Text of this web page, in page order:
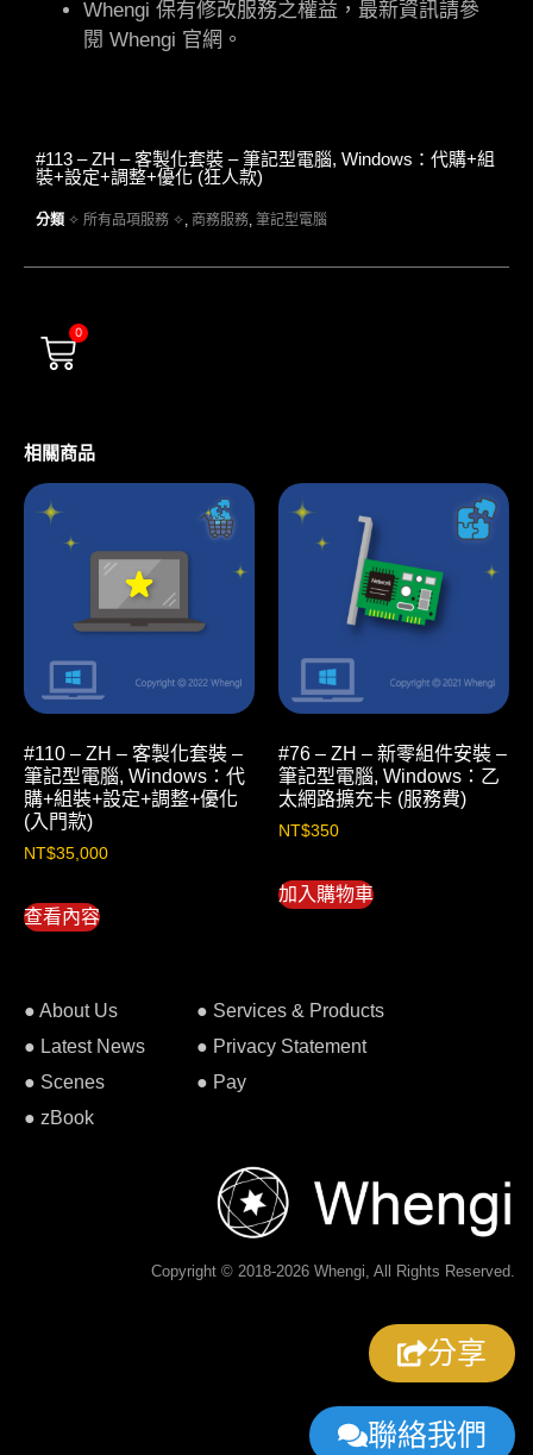
Whengi 保有修改服務之權益，最新資訊請參
閱 Whengi 官網。
#113 – ZH – 客製化套裝 – 筆記型電腦, Windows：代購+組
裝+設定+調整+優化 (狂人款)
分類 ✧ 所有品項服務 ✧ 商務服務 筆記型電腦
0
相關商品
#110 – ZH – 客製化套裝 –
筆記型電腦, Windows：代
購+組裝+設定+調整+優化
(入門款)
NT$35,000
查看內容
#76 – ZH – 新零組件安裝 –
筆記型電腦, Windows：乙
太網路擴充卡 (服務費)
NT$350
加入購物車
● About Us
● Latest News
● Scenes
● zBook
● Services & Products
● Privacy Statement
● Pay
Copyright © 2018-2026 Whengi, All Rights Reserved.
分享
聯絡我們